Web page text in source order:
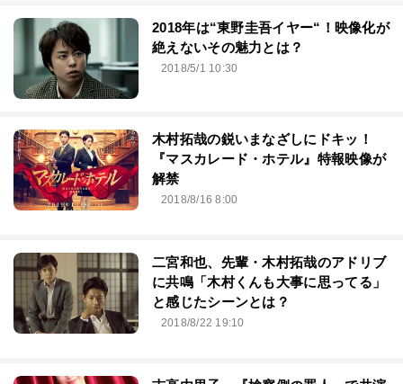
2018年は“東野圭吾イヤー“！映像化が
絶えないその魅力とは？
2018/5/1 10:30
木村拓哉の鋭いまなざしにドキッ！
『マスカレード・ホテル』特報映像が
解禁
2018/8/16 8:00
二宮和也、先輩・木村拓哉のアドリブ
に共鳴「木村くんも大事に思ってる」
と感じたシーンとは？
2018/8/22 19:10